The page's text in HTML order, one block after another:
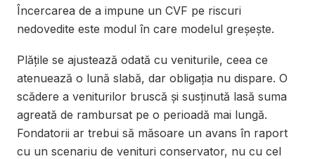
Încercarea de a impune un CVF pe riscuri
nedovedite este modul în care modelul greșește.
Plățile se ajustează odată cu veniturile, ceea ce
atenuează o lună slabă, dar obligația nu dispare. O
scădere a veniturilor bruscă și susținută lasă suma
agreată de rambursat pe o perioadă mai lungă.
Fondatorii ar trebui să măsoare un avans în raport
cu un scenariu de venituri conservator, nu cu cel